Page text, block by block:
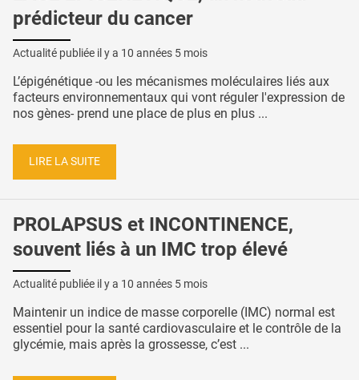
prédicteur du cancer
Actualité publiée il y a 10 années 5 mois
L’épigénétique -ou les mécanismes moléculaires liés aux
facteurs environnementaux qui vont réguler l'expression de
nos gènes- prend une place de plus en plus ...
LIRE LA SUITE
PROLAPSUS et INCONTINENCE,
souvent liés à un IMC trop élevé
Actualité publiée il y a 10 années 5 mois
Maintenir un indice de masse corporelle (IMC) normal est
essentiel pour la santé cardiovasculaire et le contrôle de la
glycémie, mais après la grossesse, c’est ...